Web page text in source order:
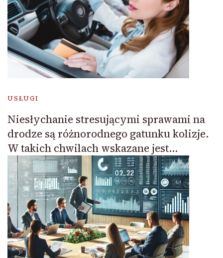
USŁUGI
Niesłychanie stresującymi sprawami na
drodze są różnorodnego gatunku kolizje.
W takich chwilach wskazane jest…